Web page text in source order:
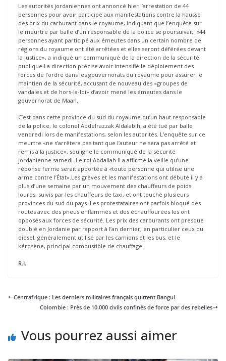
Les autorités jordaniennes ont annoncé hier l’arrestation de 44
personnes pour avoir participé aux manifestations contre la hausse
des prix du carburant dans le royaume, indiquant que l’enquête sur
le meurtre par balle d’un responsable de la police se poursuivait. «44
personnes ayant participé aux émeutes dans un certain nombre de
régions du royaume ont été arrêtées et elles seront déférées devant
la justice», a indiqué un communiqué de la direction de la sécurité
publique.La direction précise avoir intensifié le déploiement des
forces de l’ordre dans les gouvernorats du royaume pour assurer le
maintien de la sécurité, accusant de nouveau des «groupes de
vandales et de hors-la-loi» d’avoir mené les émeutes dans le
gouvernorat de Maan.
C’est dans cette province du sud du royaume qu’un haut responsable
de la police, le colonel Abdelrazzak Aldalabih, a été tué par balle
vendredi lors de manifestations, selon les autorités. L’enquête sur ce
meurtre «ne s’arrêtera pas tant que l’auteur ne sera pas arrêté et
remis à la justice», souligne le communiqué de la sécurité
jordanienne samedi. Le roi Abdallah II a affirmé la veille qu’une
réponse ferme serait apportée à «toute personne qui utilise une
arme contre l’État».Les grèves et les manifestations ont débuté il y a
plus d’une semaine par un mouvement des chauffeurs de poids
lourds, suivis par les chauffeurs de taxi, et ont touché plusieurs
provinces du sud du pays. Les protestataires ont parfois bloqué des
routes avec des pneus enflammés et des échauffourées les ont
opposés aux forces de sécurité. Les prix des carburants ont presque
doublé en Jordanie par rapport à l’an dernier, en particulier ceux du
diesel, généralement utilisé par les camions et les bus, et le
kérosène, principal combustible de chauffage.
R.I.
Centrafrique : Les derniers militaires français quittent Bangui
Colombie : Près de 10.000 civils confinés de force par des rebelles
Vous pourrez aussi aimer